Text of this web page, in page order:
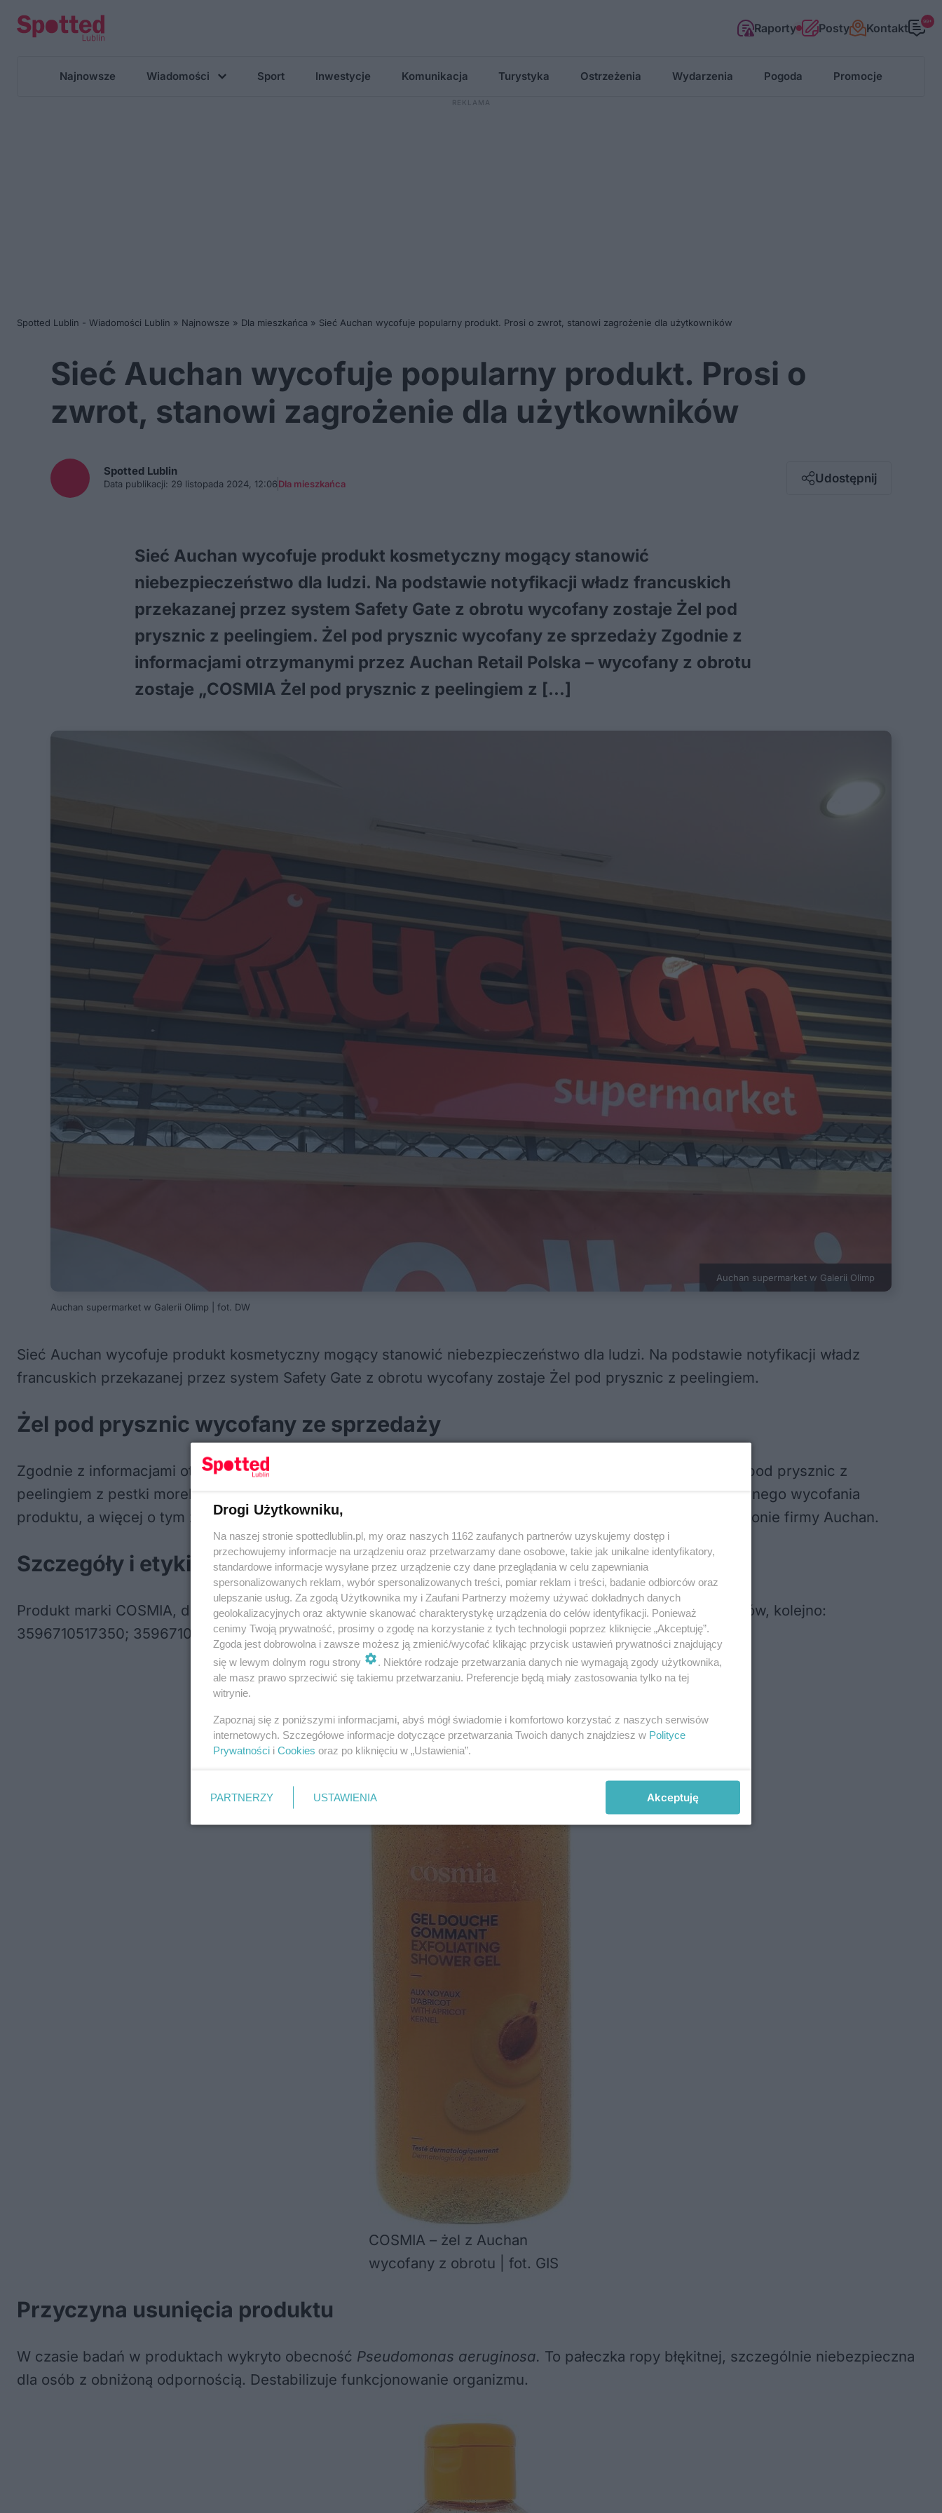
Raporty Posty Kontakt 99+
Najnowsze Wiadomości Sport Inwestycje Komunikacja Turystyka Ostrzeżenia Wydarzenia Pogoda Promocje
Spotted Lublin - Wiadomości Lublin » Najnowsze » Dla mieszkańca » Sieć Auchan wycofuje popularny produkt. Prosi o zwrot, stanowi zagrożenie dla użytkowników
Sieć Auchan wycofuje popularny produkt. Prosi o
zwrot, stanowi zagrożenie dla użytkowników
Spotted Lublin
Data publikacji: 29 listopada 2024, 12:06Dla mieszkańca Udostępnij
Messenger
Sieć Auchan wycofuje produkt kosmetyczny mogący stanowić
niebezpieczeństwo dla ludzi. Na podstawie notyfikacji władz francuskich
przekazanej przez system Safety Gate z obrotu wycofany zostaje Żel pod
prysznic z peelingiem. Żel pod prysznic wycofany ze sprzedaży Zgodnie z
informacjami otrzymanymi przez Auchan Retail Polska – wycofany z obrotu
zostaje „COSMIA Żel pod prysznic z peelingiem z […]
Auchan supermarket w Galerii Olimp
Auchan supermarket w Galerii Olimp | fot. DW
Sieć Auchan wycofuje produkt kosmetyczny mogący stanowić niebezpieczeństwo dla ludzi. Na podstawie notyfikacji władz
francuskich przekazanej przez system Safety Gate z obrotu wycofany zostaje Żel pod prysznic z peelingiem.
Żel pod prysznic wycofany ze sprzedaży
Zgodnie z informacjami otrzymanymi przez Auchan Retail Polska – wycofany z obrotu zostaje „COSMIA Żel pod prysznic z
peelingiem z pestki moreli – COSMIA Gel douche gommant aux noyaux d’abricot.” Sieć podjęła się dobrowolnego wycofania
produktu, a więcej o tym zdarzeniu można przeczytać na stronie Głównego Inspektoratu Sanitarnego lub stronie firmy Auchan.
Szczegóły i etykieta wycofywanego żelu
Produkt marki COSMIA, dostępny w opakowaniach o objętości 250 ml oraz 750 ml. Kody kreskowe produktów, kolejno:
3596710517350; 3596710517367.
COSMIA – żel z Auchan
wycofany z obrotu | fot. GIS
Przyczyna usunięcia produktu
W czasie badań w produktach wykryto obecność Pseudomonas aeruginosa. To pałeczka ropy błękitnej, szczególnie niebezpieczna
dla osób z obniżoną odpornością. Destabilizuje funkcjonowanie organizmu.
Drogi Użytkowniku,
Na naszej stronie spottedlublin.pl, my oraz naszych 1162 zaufanych partnerów uzyskujemy dostęp i
przechowujemy informacje na urządzeniu oraz przetwarzamy dane osobowe, takie jak unikalne identyfikatory,
standardowe informacje wysyłane przez urządzenie czy dane przeglądania w celu zapewniania
spersonalizowanych reklam, wybór spersonalizowanych treści, pomiar reklam i treści, badanie odbiorców oraz
ulepszanie usług. Za zgodą Użytkownika my i Zaufani Partnerzy możemy używać dokładnych danych
geolokalizacyjnych oraz aktywnie skanować charakterystykę urządzenia do celów identyfikacji. Ponieważ
cenimy Twoją prywatność, prosimy o zgodę na korzystanie z tych technologii poprzez kliknięcie „Akceptuję”.
Zgoda jest dobrowolna i zawsze możesz ją zmienić/wycofać klikając przycisk ustawień prywatności znajdujący
się w lewym dolnym rogu strony
. Niektóre rodzaje przetwarzania danych nie wymagają zgody użytkownika,
ale masz prawo sprzeciwić się takiemu przetwarzaniu. Preferencje będą miały zastosowania tylko na tej
witrynie.
Zapoznaj się z poniższymi informacjami, abyś mógł świadomie i komfortowo korzystać z naszych serwisów
internetowych. Szczegółowe informacje dotyczące przetwarzania Twoich danych znajdziesz w Polityce
Prywatności i Cookies oraz po kliknięciu w „Ustawienia”.
PARTNERZY USTAWIENIA Akceptuję